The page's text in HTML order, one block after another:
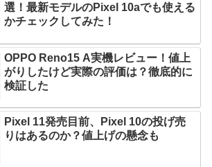
選！最新モデルのPixel 10aでも使える
かチェックしてみた！
OPPO Reno15 A実機レビュー！値上
がりしたけど実際の評価は？徹底的に
検証した
Pixel 11発売目前、Pixel 10の投げ売
りはあるのか？値上げの懸念も